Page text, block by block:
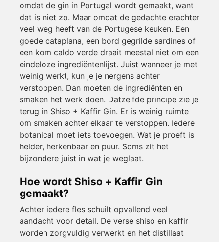
omdat de gin in Portugal wordt gemaakt, want
dat is niet zo. Maar omdat de gedachte erachter
veel weg heeft van de Portugese keuken. Een
goede cataplana, een bord gegrilde sardines of
een kom caldo verde draait meestal niet om een
eindeloze ingrediëntenlijst. Juist wanneer je met
weinig werkt, kun je je nergens achter
verstoppen. Dan moeten de ingrediënten en
smaken het werk doen. Datzelfde principe zie je
terug in Shiso + Kaffir Gin. Er is weinig ruimte
om smaken achter elkaar te verstoppen. Iedere
botanical moet iets toevoegen. Wat je proeft is
helder, herkenbaar en puur. Soms zit het
bijzondere juist in wat je weglaat.
Hoe wordt Shiso + Kaffir Gin
gemaakt?
Achter iedere fles schuilt opvallend veel
aandacht voor detail. De verse shiso en kaffir
worden zorgvuldig verwerkt en het distillaat